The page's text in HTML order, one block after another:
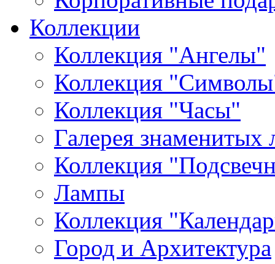
Коллекции
Коллекция "Ангелы"
Коллекция
Коллекция "Часы"
Галерея знаменитых
Коллекция
Лампы
Коллекция
Город и Архитектура